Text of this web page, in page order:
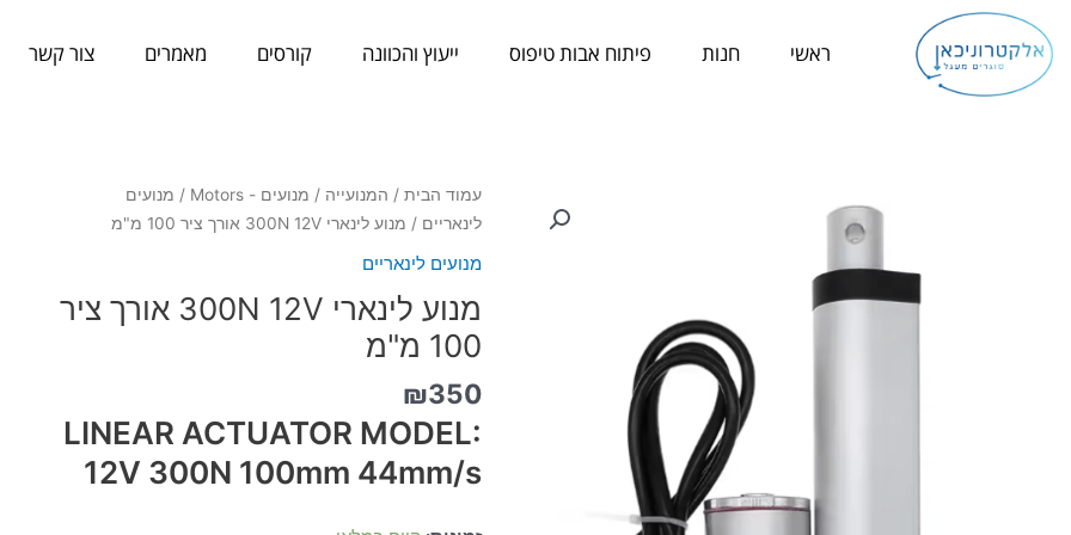
לתוכן
ראשי חנות פיתוח אבות טיפוס ייעוץ והכוונה קורסים מאמרים צור קשר
עמוד הבית/ המנועייה / מנועים - Motors / מנועים
לינאריים / מנוע לינארי 300N 12V אורך ציר 100 מ"מ
מנועים לינאריים
מנוע לינארי 300N 12V אורך ציר
100 מ"מ
₪350
LINEAR ACTUATOR MODEL:
12V 300N 100mm 44mm/s
כמות
של
300N
12V
אורך
ציר
100
מ"מ